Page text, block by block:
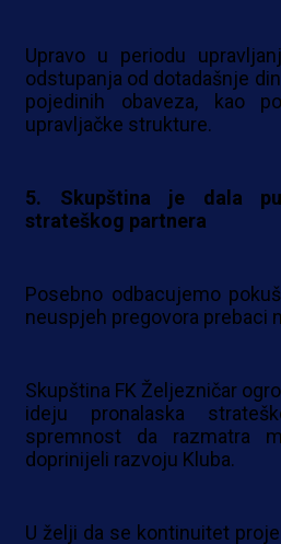
Upravo u periodu
odstupanja od dotadašnje
pojedinih obaveza, kao
upravljačke strukture.
5. Skupština je dala
strateškog partnera
Posebno odbacujemo
neuspjeh pregovora prebaci
Skupština FK Željezničar
ideju pronalaska
spremnost da razmatra
doprinijeli razvoju Kluba.
U želji da se kontinuitet